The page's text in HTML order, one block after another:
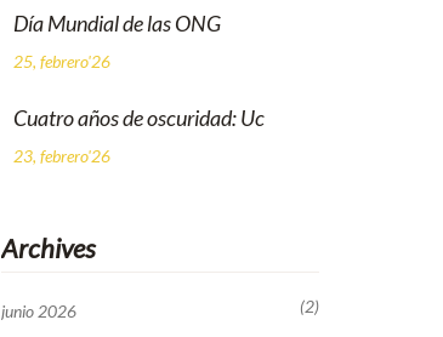
Día Mundial de las ONG
25, febrero'26
Cuatro años de oscuridad: Uc
23, febrero'26
Archives
junio 2026 (2)